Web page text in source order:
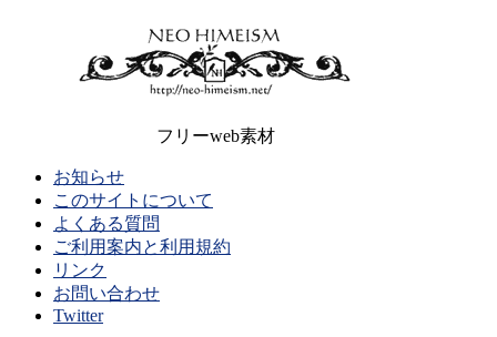
フリーweb素材
お知らせ
このサイトについて
よくある質問
ご利用案内と利用規約
リンク
お問い合わせ
Twitter